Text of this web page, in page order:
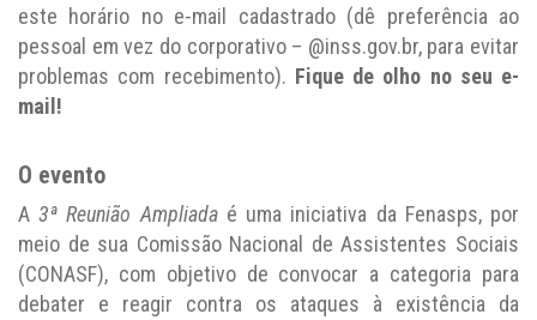
este horário no e-mail cadastrado (dê preferência ao
pessoal em vez do corporativo – @inss.gov.br, para evitar
problemas com recebimento). Fique de olho no seu e-
mail!
O evento
A3ª Reunião Ampliadaé uma iniciativa da Fenasps, por
meio de sua Comissão Nacional de Assistentes Sociais
(CONASF), com objetivo de convocar a categoria para
debater e reagir contra os ataques à existência da